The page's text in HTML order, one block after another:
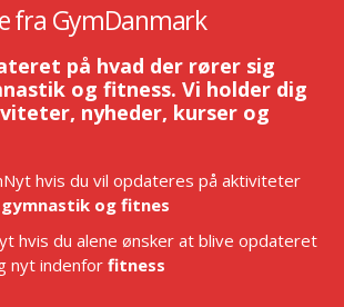
fra GymDanmark
på hvad der rører sig
og fitness. Vi holder dig
nyheder, kurser og
hvis du vil opdateres på aktiviteter
gymnastik og fitnes
hvis du alene ønsker at blive opdateret
nyt indenfor fitness